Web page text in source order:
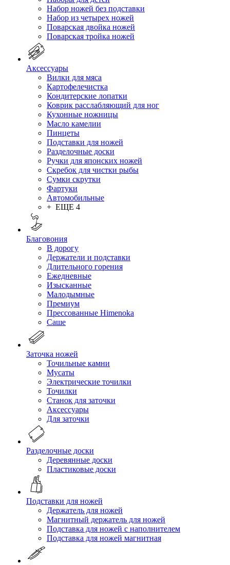
Набор ножей без подставки
Набор из четырех ножей
Поварская двойка ножей
Поварская тройка ножей
Аксессуары
Вилки для мяса
Картофелечистка
Кондитерские лопатки
Коврик расслабляющий для ног
Кухонные ножницы
Масло камелии
Пинцеты
Подставки для ножей
Разделочные доски
Ручки для японских ножей
Скребок для чистки рыбы
Сумки скрутки
Фартуки
Автомобильные
+ ЕЩЕ 4
Благовония
В дорогу
Держатели и подставки
Длительного горения
Ежедневные
Изысканные
Малодымные
Премиум
Прессованные Himenoka
Саше
Заточка ножей
Точильные камни
Мусаты
Электрические точилки
Точилки
Станок для заточки
Аксессуары
Для заточки
Разделочные доски
Деревянные доски
Пластиковые доски
Подставки для ножей
Держатель для ножей
Магнитный держатель для ножей
Подставка для ножей с наполнителем
Подставка для ножей магнитная